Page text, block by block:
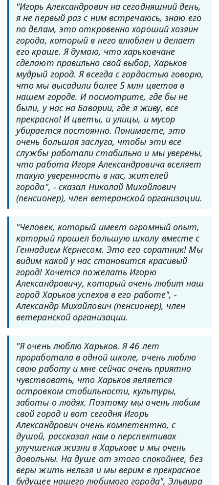
"Игорь Александрович на сегодняшний день,
я не первый раз с ним встречаюсь, знаю его
по делам, это откровенно хороший хозяин
города, который в него влюблен и делает
его краше. Я думаю, что харьковчане
сделают правильно свой выбор, Харьков
мудрый город. Я всегда с гордостью говорю,
что мы высадили более 5 млн цветов в
нашем городе. И посмотрите, где бы не
были, у нас на Баварии, где я живу, все
прекрасно! И цветы, и улицы, и мусор
убирается постоянно. Понимаете, это
очень большая заслуга, чтобы эти все
службы работали стабильно и мы уверены,
что работа Игоря Александровича вселяет
такую уверенность в нас, жителей
города", - сказал Николай Михайлович
(пенсионер), член ветеранской организации.
"Человек, который имеет огромный опыт,
который прошел большую школу вместе с
Геннадием Кернесом. Это его соратник! Мы
видим какой у нас становится красивый
город! Хочется пожелать Игорю
Александровичу, который очень любит наш
город Харьков успехов в его работе", -
Александр Михайлович (пенсионер), член
ветеранской организации.
"Я очень люблю Харьков. Я 46 лет
проработала в одной школе, очень люблю
свою работу и мне сейчас очень приятно
чувствовать, что Харьков является
островком стабильности, культуры,
заботы о людях. Поэтому мы очень любим
свой город и вот сегодня Игорь
Александрович очень компетентно, с
душой, рассказал нам о перспективах
улучшения жизни в Харькове и мы очень
довольны. На душе от этого спокойнее, без
веры жить нельзя и мы верим в прекрасное
будущее нашего любимого города", Эльвира